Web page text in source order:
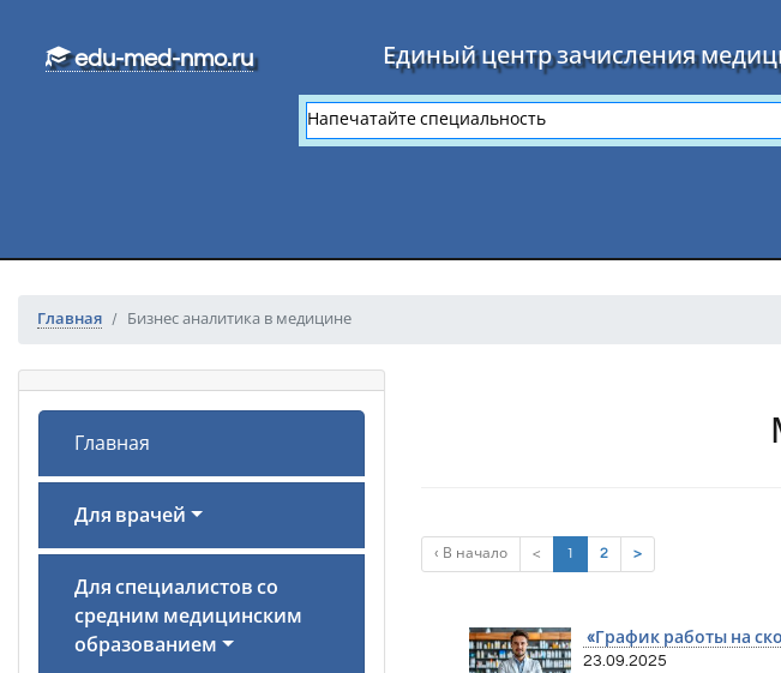
edu-med-nmo.ru Единый центр зачисления
Главная Бизнес аналитика в медицине
Главная
Для врачей
Для специалистов со
средним медицинским
образованием
‹ В начало < 1 (current)
2 >
«График работы на
23.09.2025